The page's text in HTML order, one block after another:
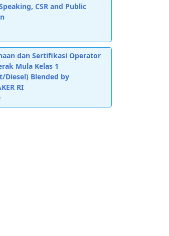
CSR and Public
dan Sertifikasi Operator
Mula Kelas 1
Diesel) Blended by
RI